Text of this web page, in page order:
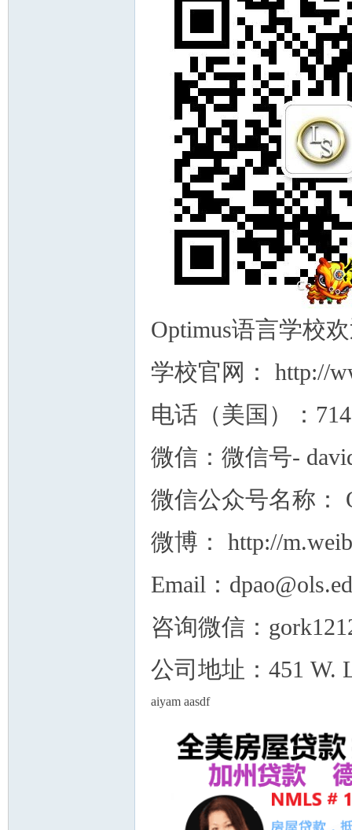
Optimus语言学校
学校官网： http://
电话（美国）：
微信：微信号-
微信公众号名称：
微博： http://
Email：
咨询微信：
公司地址：451 W.
aiyam aasdf